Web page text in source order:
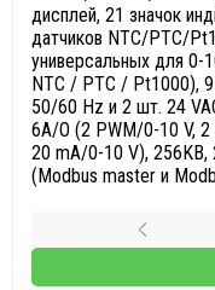
дисплей, 21 значок
датчиков NTC/PTC/
универсальных для
NTC / PTC / Pt1000),
50/60 Hz и 2 шт. 24
6A/O (2 PWM/0-10 V,
20 mA/0-10 V), 256KB,
(Modbus master и